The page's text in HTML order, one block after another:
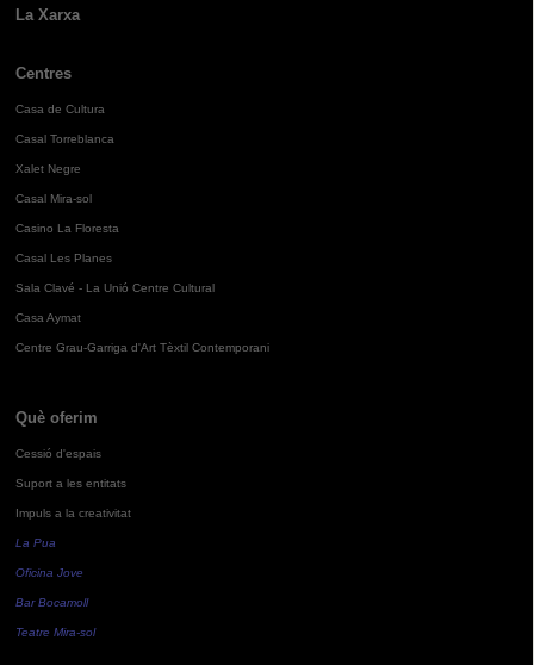
La Xarxa
Centres
Casa de Cultura
Casal Torreblanca
Xalet Negre
Casal Mira-sol
Casino La Floresta
Casal Les Planes
Sala Clavé - La Unió Centre Cultural
Casa Aymat
Centre Grau-Garriga d'Art Tèxtil Contemporani
Què oferim
Cessió d'espais
Suport a les entitats
Impuls a la creativitat
La Pua
Oficina Jove
Bar Bocamoll
Teatre Mira-sol